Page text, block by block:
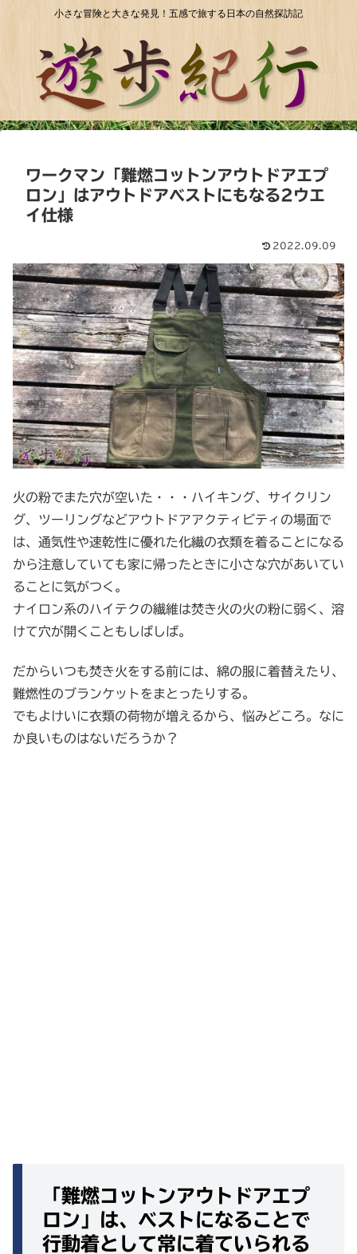
小さな冒険と大きな発見！五感で旅する日本の自然探訪記
ワークマン「難燃コットンアウトドアエプ
ロン」はアウトドアベストにもなる2ウエ
イ仕様
2022.09.09
火の粉でまた穴が空いた・・・ハイキング、サイクリン
グ、ツーリングなどアウトドアアクティビティの場面で
は、通気性や速乾性に優れた化繊の衣類を着ることになる
から注意していても家に帰ったときに小さな穴があいてい
ることに気がつく。
ナイロン系のハイテクの繊維は焚き火の火の粉に弱く、溶
けて穴が開くこともしばしば。
だからいつも焚き火をする前には、綿の服に着替えたり、
難燃性のブランケットをまとったりする。
でもよけいに衣類の荷物が増えるから、悩みどころ。なに
か良いものはないだろうか？
「難燃コットンアウトドアエプ
ロン」は、ベストになることで
行動着として常に着ていられる